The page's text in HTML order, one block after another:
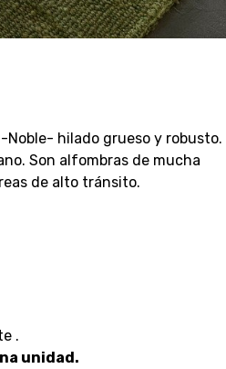
Noble- hilado grueso y robusto.
Son alfombras de mucha
de alto tránsito.
.
unidad.